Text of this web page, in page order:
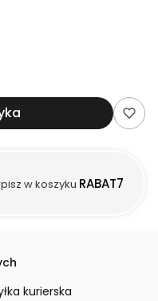
w koszyku RABAT7
kurierska